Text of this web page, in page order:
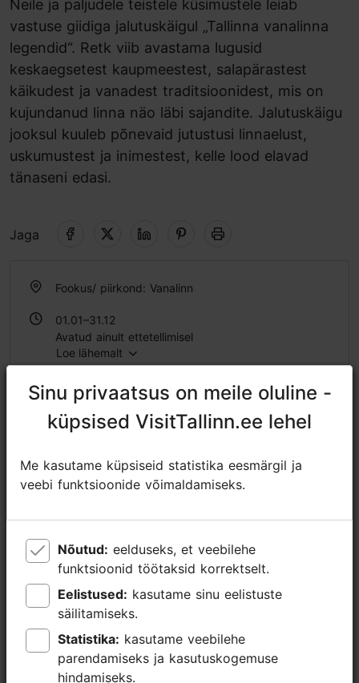
Neile ja paljudele teistele küsimustele leiab
vastuse giidiga jalutuskäigul „Tallinna vanalinna
legendid“. Retk viib avastama lugusid
keskaegsetest kaupmeestest, salapärastest
käikudest ja vanadest traditsioonidest, mis on
kujundanud linna näo läbi sajandite. Jalutuskäigu
jooksul kuuleb põnevaid jutustusi linnaelust,
uskumustest ja inimestest, kelle lood elavad
tänaseni edasi.
Jaga
Fookus/ piirkond: Vanalinn
01.01–31.12
Avatud ainult ettetellimisel
Loe lähemalt
https://happydaystravel.ee/vanalinna-legendid/
https://www.facebook.com/HappyDaysTravelTallinn/
+372 520 8899
Keeled: inglise
Kasutatavad liikumisviisid: jalgsi
Fookus/ piirkond: Vanalinn
Broneeri
Sinu privaatsus on meile oluline -
küpsised VisitTallinn.ee lehel
Me kasutame küpsiseid statistika eesmärgil ja
veebi funktsioonide võimaldamiseks.
Nõutud:
funktsioonid töötaksid korrektselt.
Eelistused:
säilitamiseks.
Statistika:
parendamiseks ja kasutuskogemuse
hindamiseks.
Sinu privaatsus on meile oluline -
küpsised VisitTallinn.ee lehel
Me kasutame küpsiseid statistika eesmärgil ja
veebi funktsioonide võimaldamiseks.
Nõutud:
funktsioonid töötaksid korrektselt.
Eelistused:
säilitamiseks.
Statistika:
parendamiseks ja kasutuskogemuse
hindamiseks.